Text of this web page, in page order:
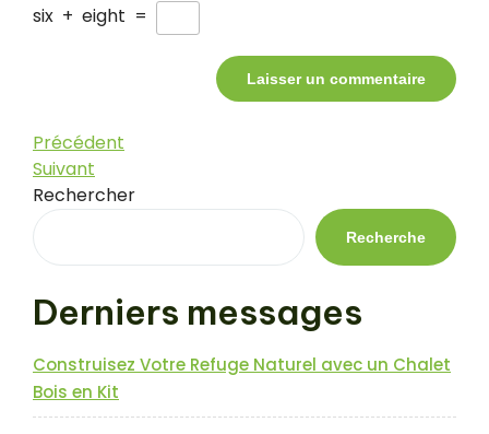
six + eight =
Navigation
de
l’article
Article
précédent
Précédent
Article
suivant
Suivant
Rechercher
Recherche
Derniers messages
Construisez Votre Refuge Naturel avec un Chalet
Bois en Kit